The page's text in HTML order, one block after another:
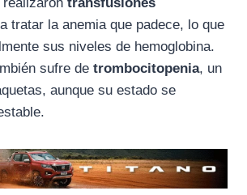
tratar la anemia que padece, lo que
sus niveles de hemoglobina.
sufre de trombocitopenia, un
aunque su estado se